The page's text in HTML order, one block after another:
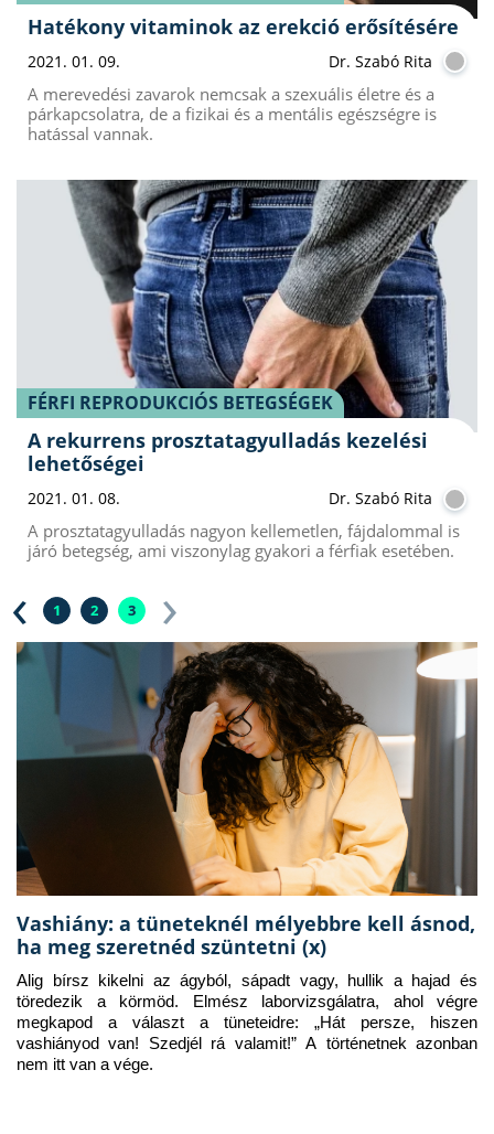
Hatékony vitaminok az erekció erősítésére
2021. 01. 09. Dr. Szabó Rita
A merevedési zavarok nemcsak a szexuális életre és a
párkapcsolatra, de a fizikai és a mentális egészségre is
hatással vannak.
FÉRFI REPRODUKCIÓS BETEGSÉGEK
A rekurrens prosztatagyulladás kezelési
lehetőségei
2021. 01. 08. Dr. Szabó Rita
A prosztatagyulladás nagyon kellemetlen, fájdalommal is
járó betegség, ami viszonylag gyakori a férfiak esetében.
‹ 1 2 3 ›
Vashiány: a tüneteknél mélyebbre kell ásnod,
ha meg szeretnéd szüntetni (x)
Alig bírsz kikelni az ágyból, sápadt vagy, hullik a hajad és
töredezik a körmöd. Elmész laborvizsgálatra, ahol végre
megkapod a választ a tüneteidre: „Hát persze, hiszen
vashiányod van! Szedjél rá valamit!” A történetnek azonban
nem itt van a vége.